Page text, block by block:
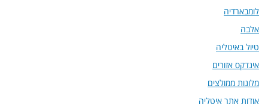
לומבארדיה
אלבה
טיול באיטליה
אינדקס אזורים
מלונות ממולצים
אודות אתר איטליה